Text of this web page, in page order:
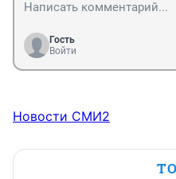
Гость
Войти
Новости СМИ2